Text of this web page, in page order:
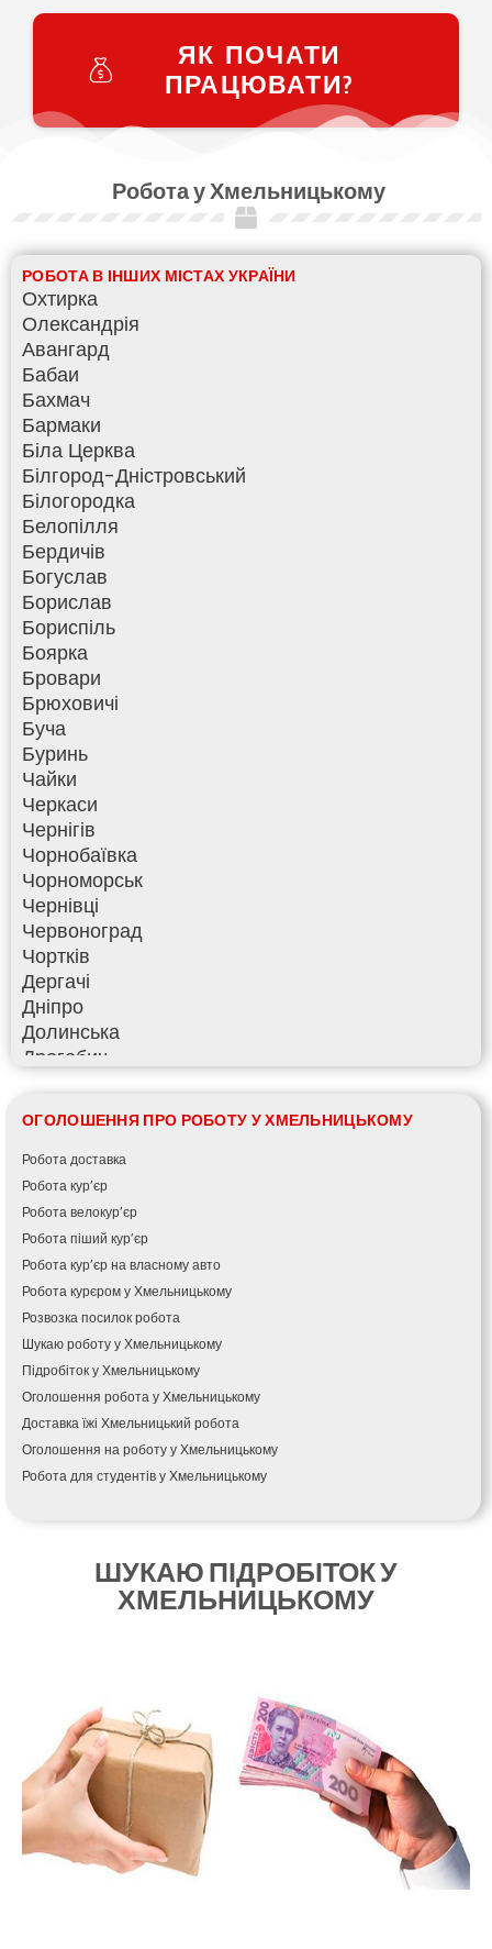
ЯК ПОЧАТИ
ПРАЦЮВАТИ?
Робота у Хмельницькому
ОГОЛОШЕННЯ ПРО РОБОТУ У ХМЕЛЬНИЦЬКОМУ
Робота доставка
Робота кур’єр
Робота велокур’єр
Робота піший кур’єр
Робота кур’єр на власному авто
Робота курєром у Хмельницькому
Розвозка посилок робота
Шукаю роботу у Хмельницькому
Підробіток у Хмельницькому
Оголошення робота у Хмельницькому
Доставка їжі Хмельницький робота
Оголошення на роботу у Хмельницькому
Робота для студентів у Хмельницькому
ШУКАЮ ПІДРОБІТОК У
ХМЕЛЬНИЦЬКОМУ
РОБОТА В ІНШИХ МІСТАХ УКРАЇНИ
Охтирка
Олександрія
Авангард
Бабаи
Бахмач
Бармаки
Біла Церква
Білгород-Дністровський
Білогородка
Белопілля
Бердичів
Богуслав
Борислав
Бориспіль
Боярка
Бровари
Брюховичі
Буча
Буринь
Чайки
Черкаси
Чернігів
Чорнобаївка
Чорноморськ
Чернівці
Червоноград
Чортків
Дергачі
Дніпро
Долинська
Дрогобич
Фонтанка
Гадяч
Гатне
Глеваха
Горішні Плавні
Гостомель
Харків
Херсон
Хмельницький
Хмільник
Ірпінь
Івано-Франківськ
Ізмаїл
Кагарлик
Калуш
Кам’янець-Подільський
Коростень
Корсунь-Шевченківський
Костопіль
Ковель
Козин
Красноград
Кременчук